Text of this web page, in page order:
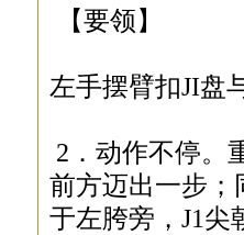
【要领】
左手摆臂扣JI盘
2 ．动作不停
前方迈出一步；
于左胯旁， J1尖